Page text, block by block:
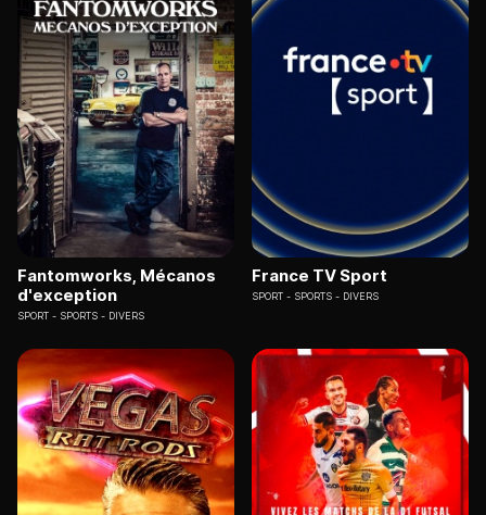
Fantomworks, Mécanos
d'exception
SPORT SPORTS - DIVERS
France TV Sport
SPORT SPORTS - DIVERS